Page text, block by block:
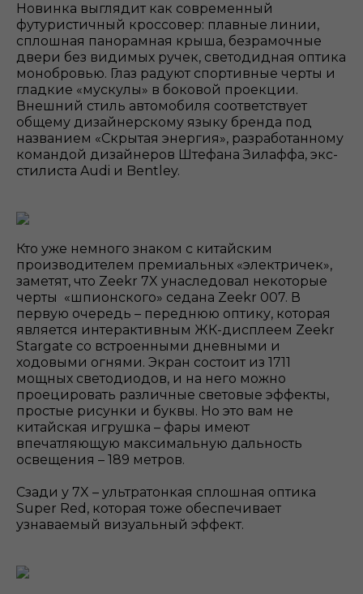
Новинка выглядит как современный
футуристичный кроссовер: плавные линии,
сплошная панорамная крыша, безрамочные
двери без видимых ручек, светодидная оптика
монобровью. Глаз радуют спортивные черты и
гладкие «мускулы» в боковой проекции.
Внешний стиль автомобиля соответствует
общему дизайнерскому языку бренда под
названием «Скрытая энергия», разработанному
командой дизайнеров Штефана Зилаффа, экс-
стилиста Audi и Bentley.
Кто уже немного знаком с китайским
производителем премиальных «электричек»,
заметят, что Zeekr 7X унаследовал некоторые
черты «шпионского» седана Zeekr 007. В
первую очередь – переднюю оптику, которая
является интерактивным ЖК-дисплеем Zeekr
Stargate со встроенными дневными и
ходовыми огнями. Экран состоит из 1711
мощных светодиодов, и на него можно
проецировать различные световые эффекты,
простые рисунки и буквы. Но это вам не
китайская игрушка – фары имеют
впечатляющую максимальную дальность
освещения – 189 метров.
Сзади у 7X – ультратонкая сплошная оптика
Super Red, которая тоже обеспечивает
узнаваемый визуальный эффект.